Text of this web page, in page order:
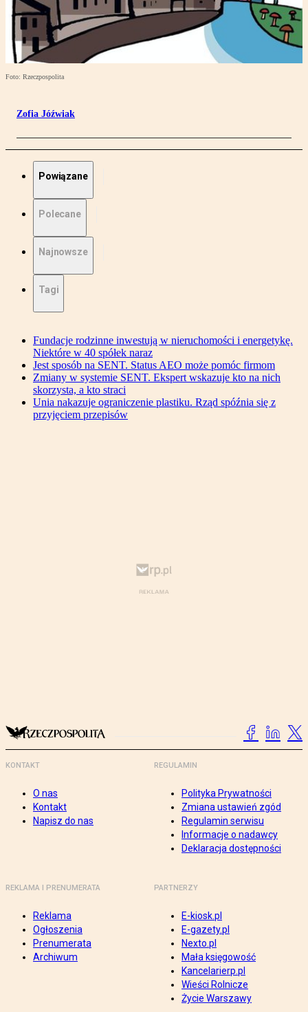
Foto: Rzeczpospolita
Zofia Jóźwiak
Powiązane
Polecane
Najnowsze
Tagi
Fundacje rodzinne inwestują w nieruchomości i energetykę.
Niektóre w 40 spółek naraz
Jest sposób na SENT. Status AEO może pomóc firmom
Zmiany w systemie SENT. Ekspert wskazuje kto na nich
skorzysta, a kto straci
Unia nakazuje ograniczenie plastiku. Rząd spóźnia się z
przyjęciem przepisów
KONTAKT
O nas
Kontakt
Napisz do nas
REGULAMIN
Polityka Prywatności
Zmiana ustawień zgód
Regulamin serwisu
Informacje o nadawcy
Deklaracja dostępności
REKLAMA I PRENUMERATA
Reklama
Ogłoszenia
Prenumerata
Archiwum
PARTNERZY
E-kiosk.pl
E-gazety.pl
Nexto.pl
Mała księgowość
Kancelarierp.pl
Wieści Rolnicze
Życie Warszawy